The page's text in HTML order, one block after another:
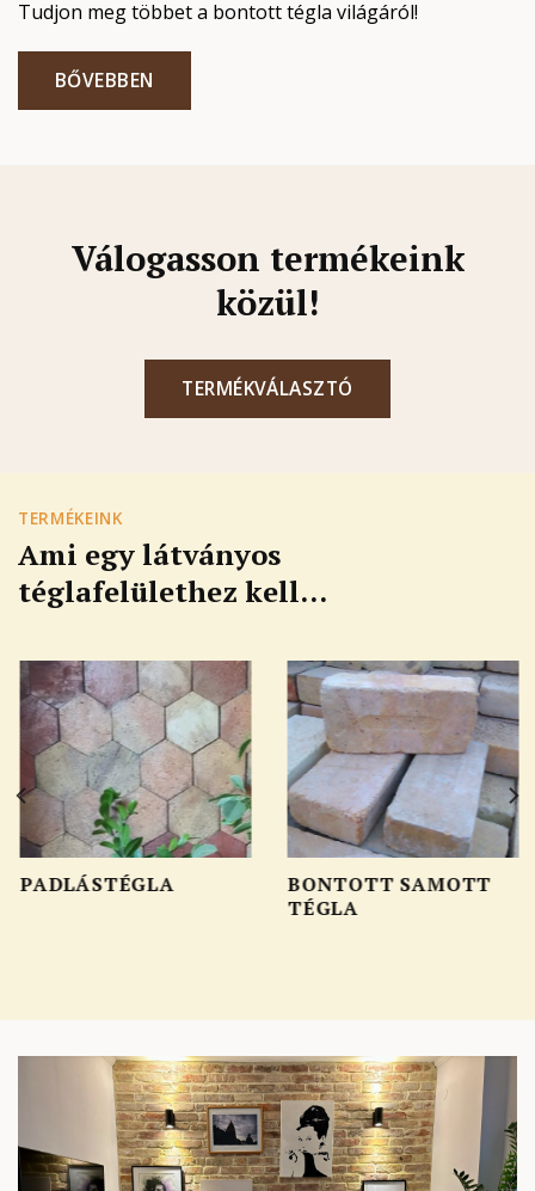
Tudjon meg többet a bontott tégla világáról!
BŐVEBBEN
Válogasson termékeink
közül!
TERMÉKVÁLASZTÓ
TERMÉKEINK
Ami egy látványos
téglafelülethez kell…
PADLÁSTÉGLA
BONTOTT SAMOTT
TÉGLA